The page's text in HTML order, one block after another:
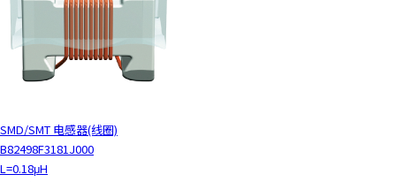
SMD/SMT 电感器(线圈)
B82498F3181J000
L=0.18μH